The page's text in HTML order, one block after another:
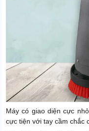
Máy có giao diện cực
cực tiện với tay cầm chắc